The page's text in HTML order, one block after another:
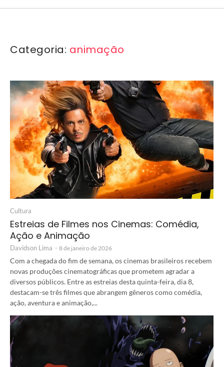
Categoria: animação
Cultura
Estreias de Filmes nos Cinemas: Comédia,
Ação e Animação
Davidson Lima - 8 de janeiro de 2026
Com a chegada do fim de semana, os cinemas brasileiros recebem
novas produções cinematográficas que prometem agradar a
diversos públicos. Entre as estreias desta quinta-feira, dia 8,
destacam-se três filmes que abrangem gêneros como comédia,
ação, aventura e animação,...